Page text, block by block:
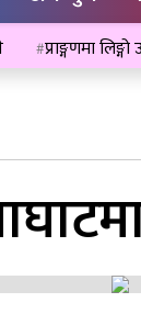
प्राङ्गणमा